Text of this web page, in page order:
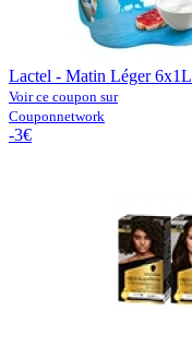
Lactel - Matin Léger 6x1L
Voir ce coupon sur
Couponnetwork
-3€